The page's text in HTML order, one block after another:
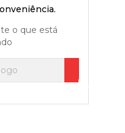
o que está
